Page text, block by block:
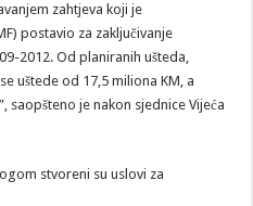
zahtjeva koji je
postavio za zaključivanje
2012. Od planiranih ušteda,
uštede od 17,5 miliona KM, a
je nakon sjednice Vijeća
stvoreni su uslovi za